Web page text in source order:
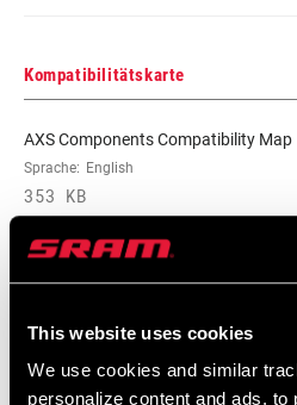
This website uses cookies
We use cookies and similar
personalize content and ads, to
Kompatibilitätskarte
AXS Components Compatibility Map
Sprache: English
353 KB
SRAM Gewährleistung